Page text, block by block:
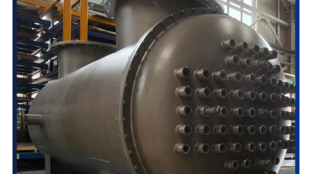
5
尺 寸
定制
有可授权的自有品牌
是